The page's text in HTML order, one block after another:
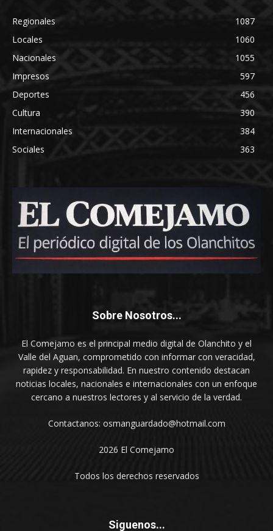
Regionales
1087
Locales
1060
Nacionales
1055
Impresos
597
Deportes
456
Cultura
390
Internacionales
384
Sociales
363
Sobre Nosotros...
El Comejamo es el principal medio digital de Olanchito y el
Valle del Aguan, comprometido con informar con veracidad,
rapidez y responsabilidad. En nuestro contenido destacan
noticias locales, nacionales e internacionales con un enfoque
cercano a nuestros lectores y al servicio de la verdad.
Contactanos: osmanguardado@hotmail.com
2026 El Comejamo
Todos los derechos reservados
Siguenos...